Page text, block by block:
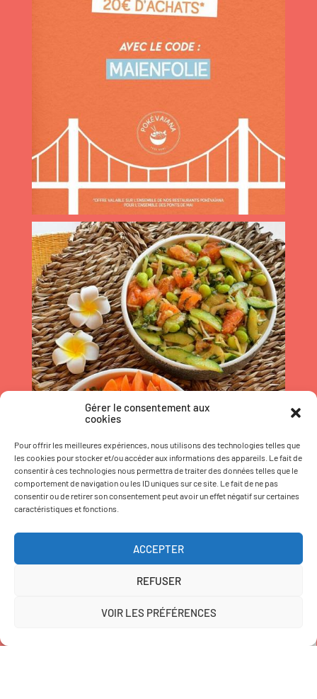
Gérer le consentement aux
cookies
Pour offrir les meilleures expériences, nous utilisons des technologies telles que
les cookies pour stocker et/ou accéder aux informations des appareils. Le fait de
consentir à ces technologies nous permettra de traiter des données telles que le
comportement de navigation ou les ID uniques sur ce site. Le fait de ne pas
consentir ou de retirer son consentement peut avoir un effet négatif sur certaines
caractéristiques et fonctions.
ACCEPTER
REFUSER
VOIR LES PRÉFÉRENCES
COMMANDER EN LIGNE